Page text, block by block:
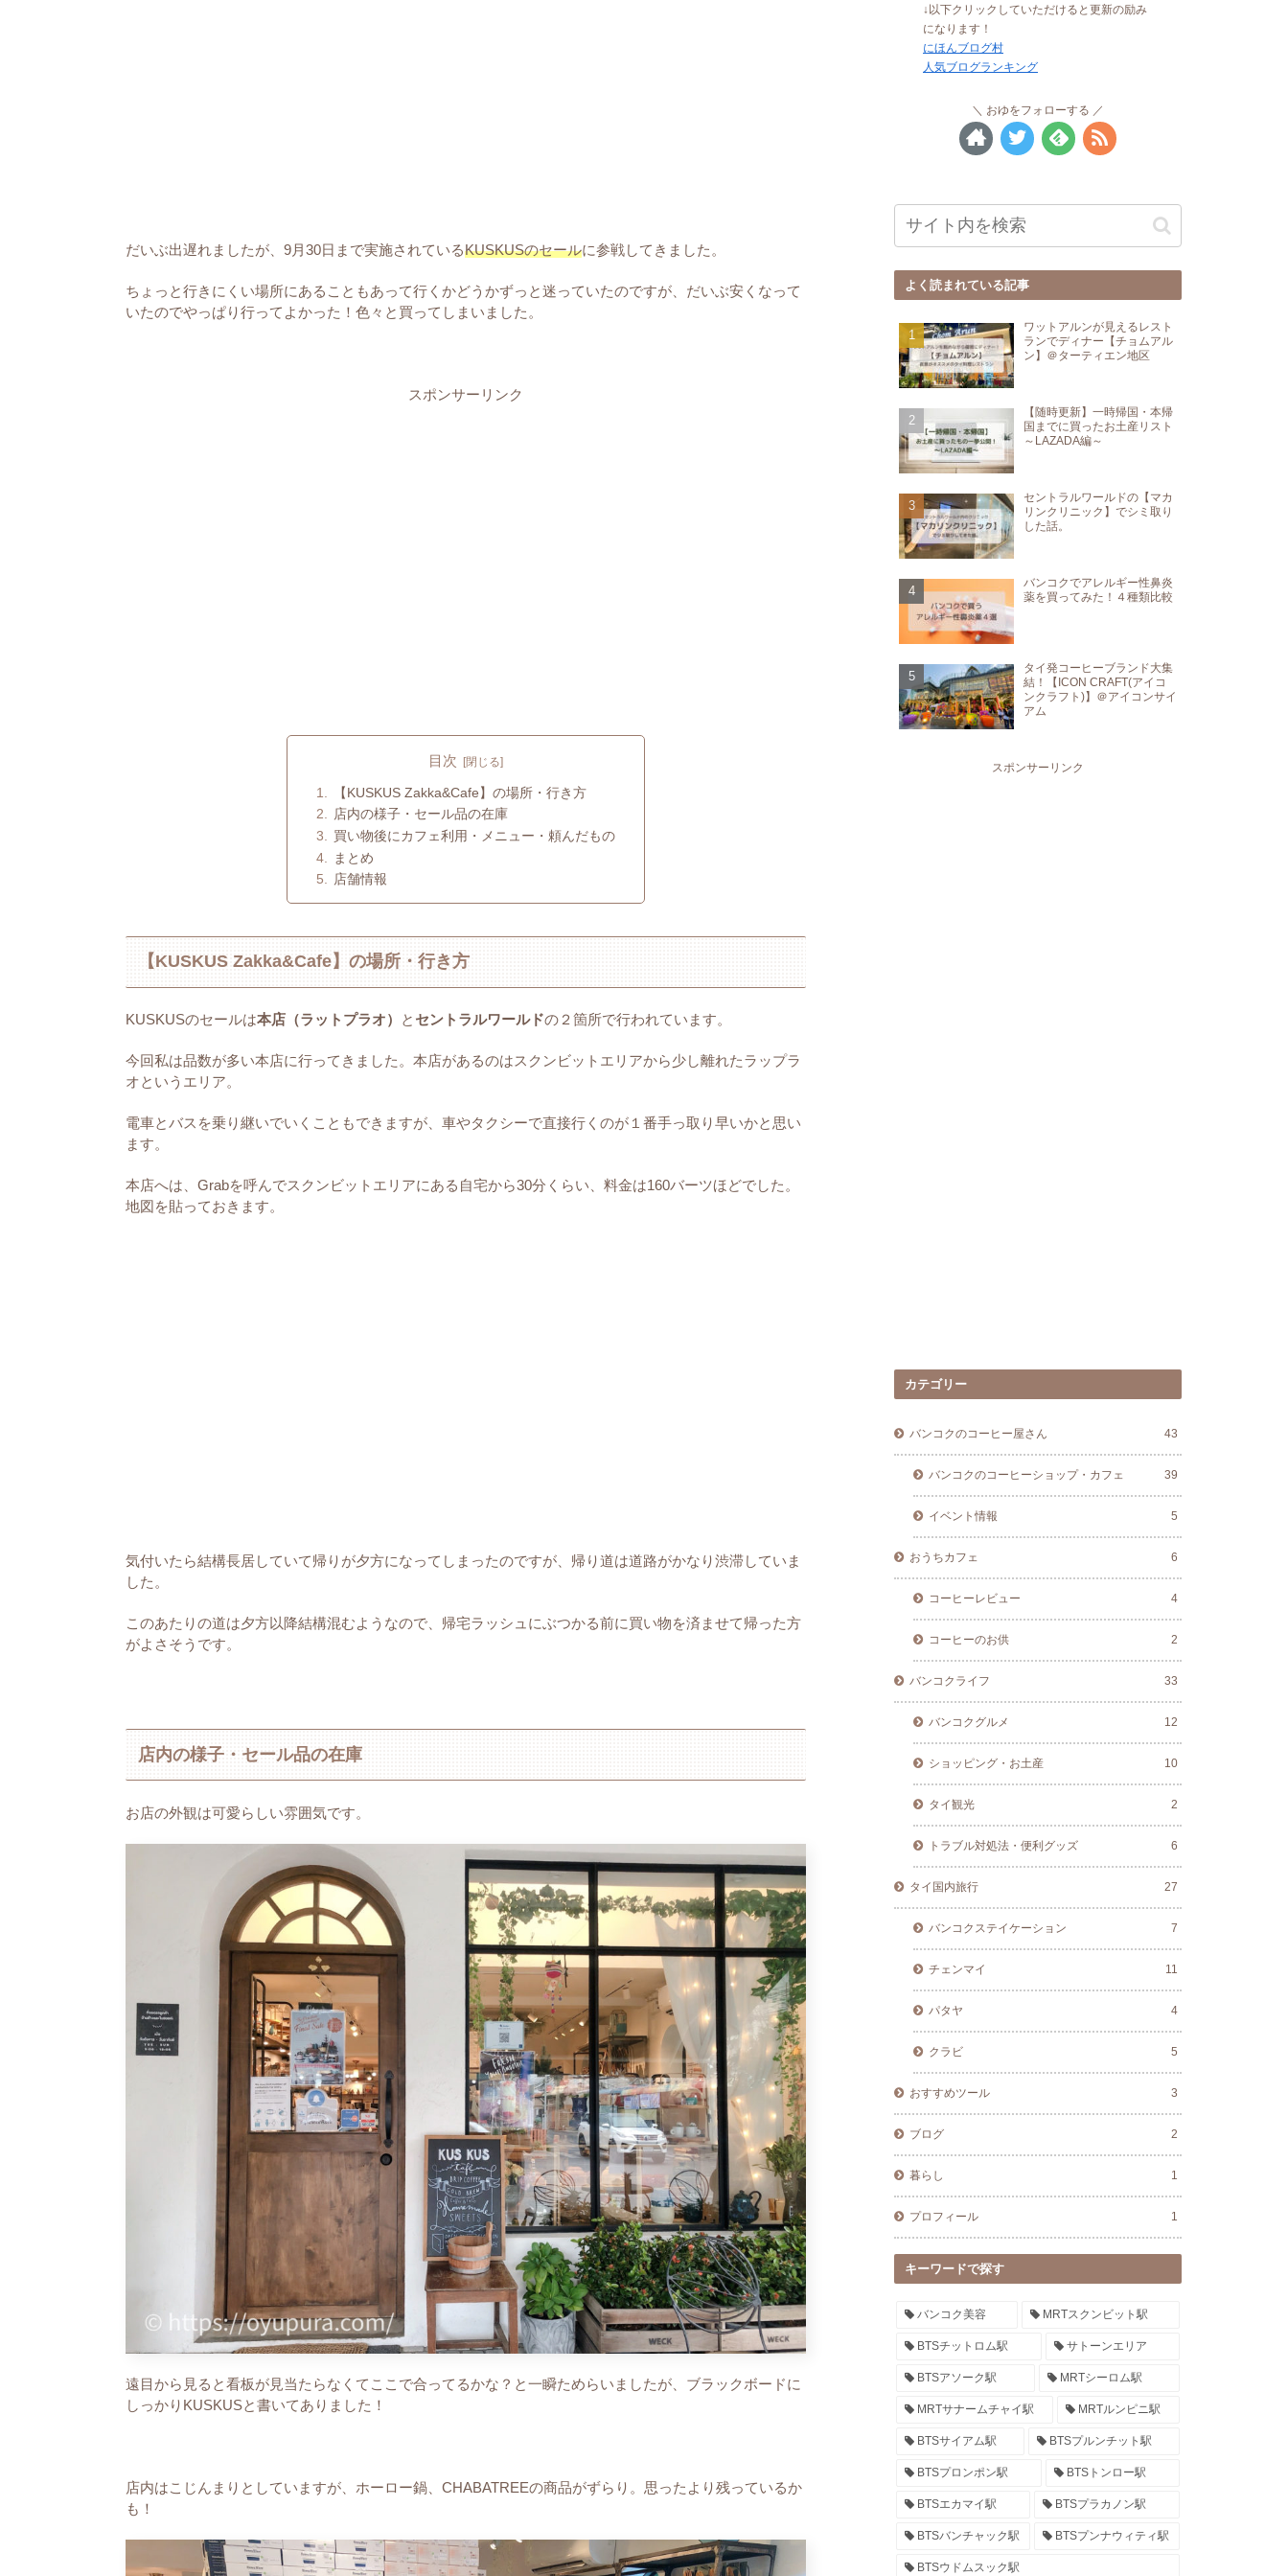
だいぶ出遅れましたが、9月30日まで実施されているKUSKUSのセールに参戦してきました。
ちょっと行きにくい場所にあることもあって行くかどうかずっと迷っていたのですが、だいぶ安くなって
いたのでやっぱり行ってよかった！色々と買ってしまいました。
スポンサーリンク
目次
【KUSKUS Zakka&Cafe】の場所・行き方
店内の様子・セール品の在庫
買い物後にカフェ利用・メニュー・頼んだもの
まとめ
店舗情報
【KUSKUS Zakka&Cafe】の場所・行き方
KUSKUSのセールは本店（ラットプラオ） と セントラルワールドの２箇所で行われています。
今回私は品数が多い本店に行ってきました。本店があるのはスクンビットエリアから少し離れたラップラ
オというエリア。
電車とバスを乗り継いでいくこともできますが、車やタクシーで直接行くのが１番手っ取り早いかと思い
ます。
本店へは、Grabを呼んでスクンビットエリアにある自宅から30分くらい、料金は160バーツほどでした。
地図を貼っておきます。
気付いたら結構長居していて帰りが夕方になってしまったのですが、帰り道は道路がかなり渋滞していま
した。
このあたりの道は夕方以降結構混むようなので、帰宅ラッシュにぶつかる前に買い物を済ませて帰った方
がよさそうです。
店内の様子・セール品の在庫
お店の外観は可愛らしい雰囲気です。
遠目から見ると看板が見当たらなくてここで合ってるかな？と一瞬ためらいましたが、ブラックボードに
しっかりKUSKUSと書いてありました！
店内はこじんまりとしていますが、ホーロー鍋、CHABATREEの商品がずらり。思ったより残っているか
も！
↓以下クリックしていただけると更新の励み
になります！
にほんブログ村
人気ブログランキング
おゆをフォローする
よく読まれている記事
ワットアルンが見えるレスト
ランでディナー【チョムアル
ン】＠ターティエン地区
【随時更新】一時帰国・本帰
国までに買ったお土産リスト
～LAZADA編～
セントラルワールドの【マカ
リンクリニック】でシミ取り
した話。
バンコクでアレルギー性鼻炎
薬を買ってみた！４種類比較
タイ発コーヒーブランド大集
結！【ICON CRAFT(アイコ
ンクラフト)】＠アイコンサイ
アム
スポンサーリンク
カテゴリー
バンコクのコーヒー屋さん 43
バンコクのコーヒーショップ・カフェ 39
イベント情報 5
おうちカフェ 6
コーヒーレビュー 4
コーヒーのお供 2
バンコクライフ 33
バンコクグルメ 12
ショッピング・お土産 10
タイ観光 2
トラブル対処法・便利グッズ 6
タイ国内旅行 27
バンコクステイケーション 7
チェンマイ 11
パタヤ 4
クラビ 5
おすすめツール 3
ブログ 2
暮らし 1
プロフィール 1
キーワードで探す
バンコク美容 MRTスクンビット駅
BTSチットロム駅 サトーンエリア
BTSアソーク駅 MRTシーロム駅
MRTサナームチャイ駅 MRTルンピニ駅
BTSサイアム駅 BTSプルンチット駅
BTSプロンポン駅 BTSトンロー駅
BTSエカマイ駅 BTSプラカノン駅
BTSバンチャック駅 BTSプンナウィティ駅
BTSウドムスック駅